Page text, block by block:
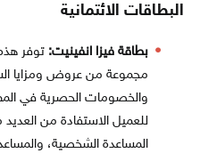
البطاقات الائتمانية
بطاقة فيزا انفينيت: توفر
مجموعة من عروض ومزايا
والخصومات الحصرية في
للعميل الاستفادة من
المساعدة الشخصية،